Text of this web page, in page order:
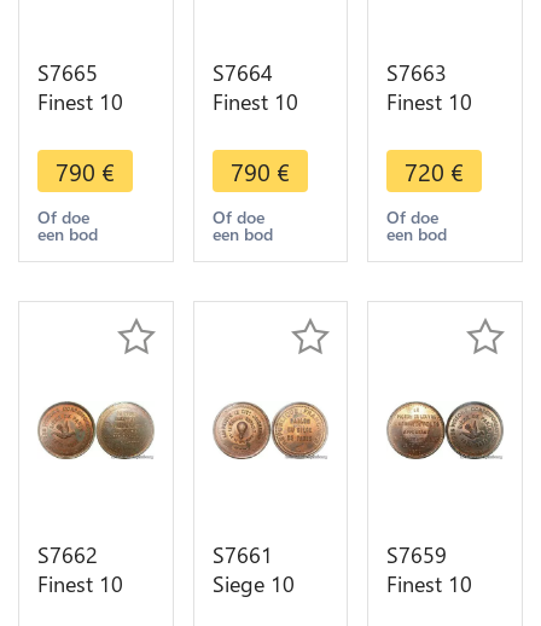
S7665
Finest 10
Balloon
Essai Siège
Paris Flor-
863 1870
GEM
790 €
Of doe
een bod
S7664
Finest 10
Balloon
Essai Siège
Paris
Daguee
MS65 GEM
790 €
Of doe
een bod
S7663
Finest 10
Essai Siège
Paris
Lafayette
1870 PCGS
720 €
Of doe
een bod
S7662
Finest 10
S7661
Siege 10
S7659
Finest 10